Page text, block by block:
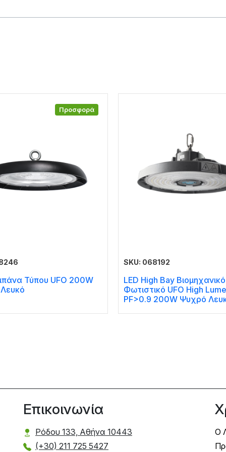
Προσφορά
Τύπου UFO 200W
SKU: 068192
LED High Bay Βιομηχανικό
Φωτιστικό UFO High
PF>0.9 200W Ψυχρό
Επικοινωνία
Ρόδου 133, Αθήνα 10443
(+30) 211 725 5427
Ο